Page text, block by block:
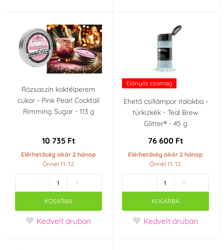
Rózsaszín koktélperem
cukor - Pink Pearl Cocktail
Rimming Sugar - 113 g
10 735 Ft
Elérhetőség akár 2 hónap
Önnél 11. 12.
- +
KOSÁRBA
Kedvelt áruban
Előnyös csomag
Ehető csillámpor italokba -
türkizkék - Teal Brew
Glitter® - 45 g
76 600 Ft
Elérhetőség akár 2 hónap
Önnél 11. 12.
- +
KOSÁRBA
Kedvelt áruban